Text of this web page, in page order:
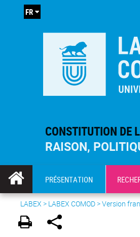
CONSTITUTION DE
RAISON,
FR
PRÉSENTATION
LABEX > LABEX COMOD>Version